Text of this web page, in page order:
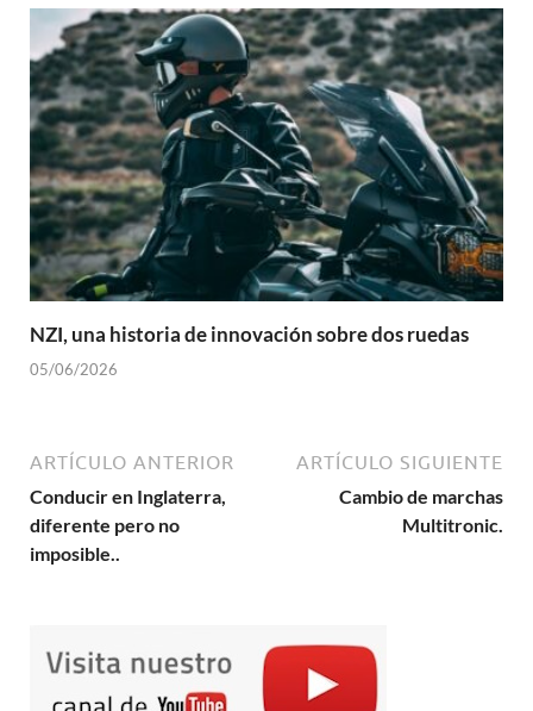
NZI, una historia de innovación sobre dos ruedas
05/06/2026
ARTÍCULO ANTERIOR
Conducir en Inglaterra,
diferente pero no
imposible..
ARTÍCULO SIGUIENTE
Cambio de marchas
Multitronic.